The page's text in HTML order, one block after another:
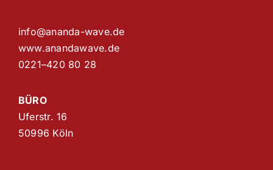
info@ananda-wave.de
www.anandawave.de
0221–420 80 28
BÜRO
Uferstr. 16
50996 Köln